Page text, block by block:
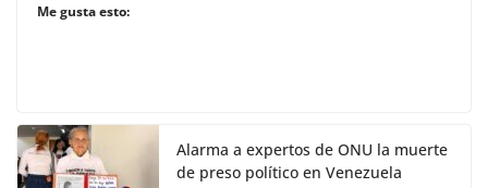
Me gusta esto:
Alarma a expertos de ONU la muerte
de preso político en Venezuela